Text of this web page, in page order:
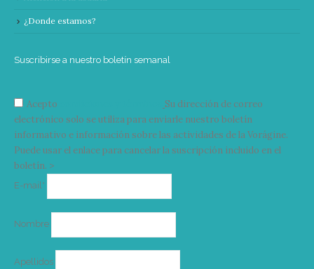
¿Donde estamos?
Suscribirse a nuestro boletín semanal
Acepto
Su dirección de correo
electrónico solo se utiliza para enviarle nuestro boletín
informativo e información sobre las actividades de la Vorágine.
Puede usar el enlace para cancelar la suscripción incluido en el
boletín. >
E-mail*
Nombre
Apellidos